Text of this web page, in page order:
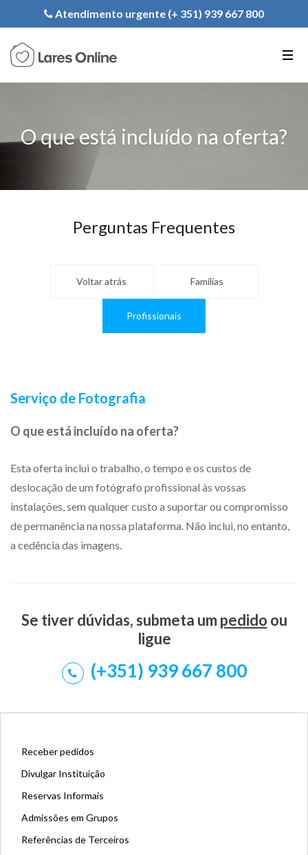
Registe a sua Instituição
Atendimento urgente (+ 351) 939 667 800
O que está incluído na oferta?
Perguntas Frequentes
Voltar atrás Famílias
Profissionais
Serviço de Fotografia
O que está incluído na oferta?
Esta oferta inclui o trabalho, o tempo e os custos de
deslocação de um fotógrafo profissional às vossas
instalações, sem qualquer custo a suportar ou compromisso
de permanência na nossa plataforma. Não inclui, no entanto,
a cedência das imagens.
Se tiver dúvidas, submeta umpedido ou
ligue
(+351) 939 667 800
Receber pedidos
Divulgar Instituição
Reservas Informais
Admissões em Grupos
Referências de Terceiros